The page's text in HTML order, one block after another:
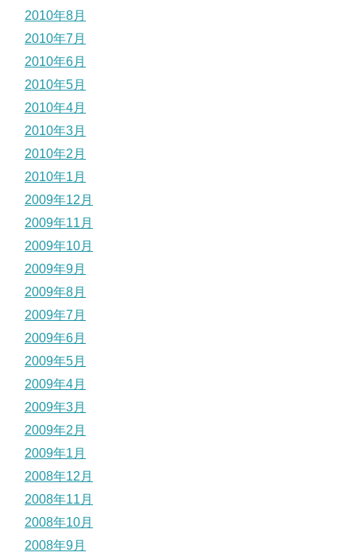
2010年8月
2010年7月
2010年6月
2010年5月
2010年4月
2010年3月
2010年2月
2010年1月
2009年12月
2009年11月
2009年10月
2009年9月
2009年8月
2009年7月
2009年6月
2009年5月
2009年4月
2009年3月
2009年2月
2009年1月
2008年12月
2008年11月
2008年10月
2008年9月